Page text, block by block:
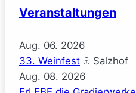
Veranstaltungen
Aug. 06. 2026
33. Weinfest
Salzhof
Aug. 08. 2026